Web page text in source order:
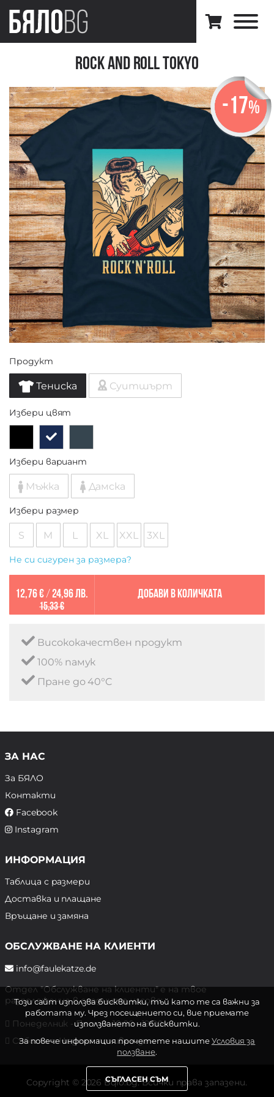
Rock and Roll Tokyo
-17%
Продукт
Тениска Суитшърт
Избери цвят
Избери вариант
Мъжка Дамска
Избери размер
S M L XL XXL 3XL
Не си сигурен за размера?
12,76 €/ 24,96 лв.
15,33 €
Добави в количката
Висококачествен продукт
100% памук
Пране до 40°C
ЗА НАС
За БЯЛО
Контакти
Facebook
Instagram
ИНФОРМАЦИЯ
Таблица с размери
Доставка и плащане
Връщане и замяна
ОБСЛУЖВАНЕ НА КЛИЕНТИ
info@faulekatze.de
Отдел "Обслужване на клиенти" е на твое
разположение в следните часове:
Понеделник - Петък: 10:00 - 19:00 ч.
Събота и Неделя: почивен ден
Copyright © 2026 Bqlo.bg. Всички права запазени.
Този сайт използва бисквитки, тъй като те са важни за
работата му. Чрез посещението си, вие приемате
използването на бисквитки.
За повече информация прочетете нашитеУсловия за
ползване.
СЪГЛАСЕН СЪМ